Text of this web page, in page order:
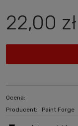
22,00 zł
Ocena:
Producent:
Paint Forge